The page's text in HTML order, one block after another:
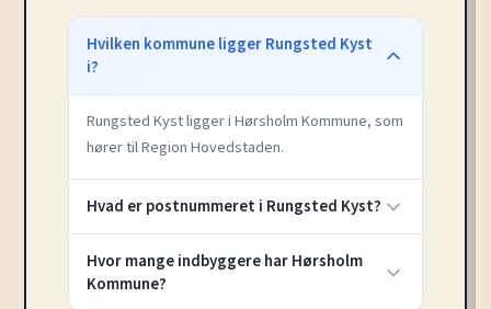
Hvilken kommune ligger Rungsted Kyst
i?
Rungsted Kyst ligger i Hørsholm Kommune, som
hører til Region Hovedstaden.
Hvad er postnummeret i Rungsted Kyst?
Hvor mange indbyggere har Hørsholm
Kommune?